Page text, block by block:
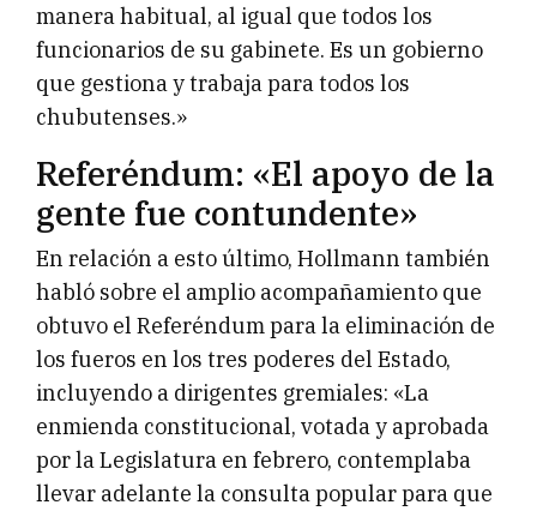
manera habitual, al igual que todos los
funcionarios de su gabinete. Es un gobierno
que gestiona y trabaja para todos los
chubutenses.»
Referéndum: «El apoyo de la
gente fue contundente»
En relación a esto último, Hollmann también
habló sobre el amplio acompañamiento que
obtuvo el Referéndum para la eliminación de
los fueros en los tres poderes del Estado,
incluyendo a dirigentes gremiales: «La
enmienda constitucional, votada y aprobada
por la Legislatura en febrero, contemplaba
llevar adelante la consulta popular para que